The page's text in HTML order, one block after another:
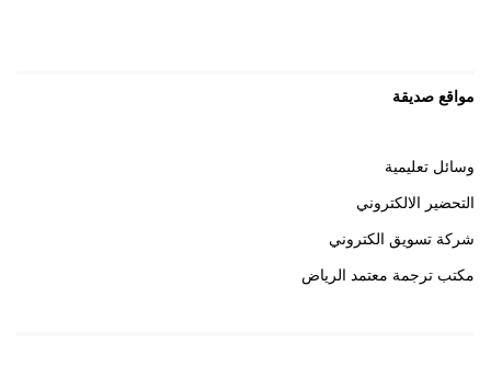
مواقع صديقة
وسائل تعليمية
التحضير الالكتروني
شركة تسويق الكتروني
مكتب ترجمة معتمد الرياض